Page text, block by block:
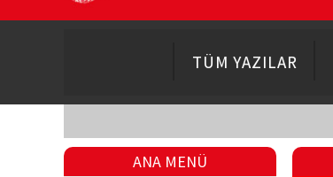
TÜM YAZILAR
ANA MENÜ